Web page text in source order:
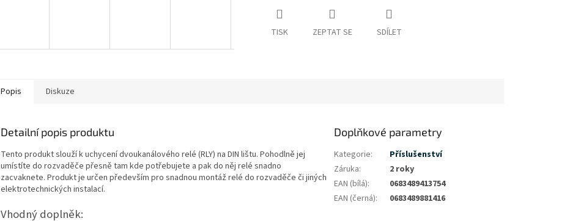
TISK ZEPTAT SE SDÍLET
Popis Diskuze
Detailní popis produktu
Tento produkt slouží k uchycení dvoukanálového relé (RLY) na DIN lištu. Pohodlně jej
umístíte do rozvaděče přesně tam kde potřebujete a pak do něj relé snadno
zacvaknete. Produkt je určen především pro snadnou montáž relé do rozvaděče či jiných
elektrotechnických instalací.
Vhodný doplněk:
Doplňkové parametry
Kategorie:
Příslušenství
Záruka:
2 roky
EAN (bílá):
0683489413754
EAN (černá): 0683489881416